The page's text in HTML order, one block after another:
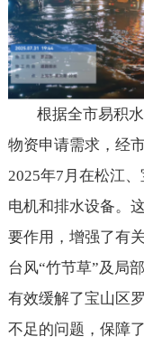
根据全市易积水
物资申请需求，经
2025年7月在松江
电机和排水设备。
要作用，增强了有
台风“竹节草”及局
有效缓解了宝山区
不足的问题，保障